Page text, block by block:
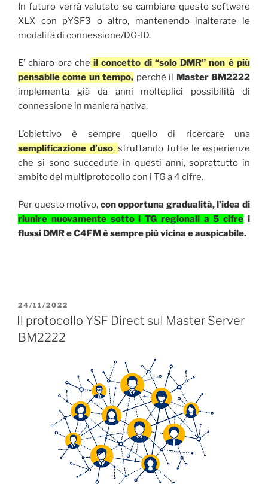
In futuro verrà valutato se cambiare questo software
XLX con pYSF3 o altro, mantenendo inalterate le
modalità di connessione/DG-ID.
E’ chiaro ora che il concetto di “solo DMR” non è più
pensabile come un tempo, perchè il
Master BM2222
implementa già da anni molteplici possibilità di
connessione in maniera nativa.
L’obiettivo è sempre quello di ricercare una
semplificazione d’uso,sfruttando tutte le esperienze
che si sono succedute in questi anni, soprattutto in
ambito del multiprotocollo con i TG a 4 cifre.
Per questo motivo, con opportuna gradualità, l’idea di
riunire nuovamente sotto i TG regionali a 5 cifre i
flussi DMR e C4FM è sempre più vicina e auspicabile.
PUBBLICATO
IL
24/11/2022
Il protocollo YSF Direct sul Master Server
BM2222